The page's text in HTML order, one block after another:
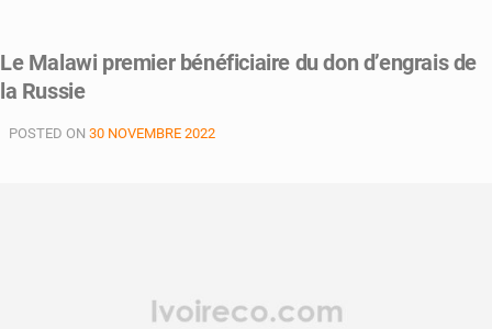
Le Malawi premier bénéficiaire du don d’engrais de
la Russie
POSTED ON 30 NOVEMBRE 2022